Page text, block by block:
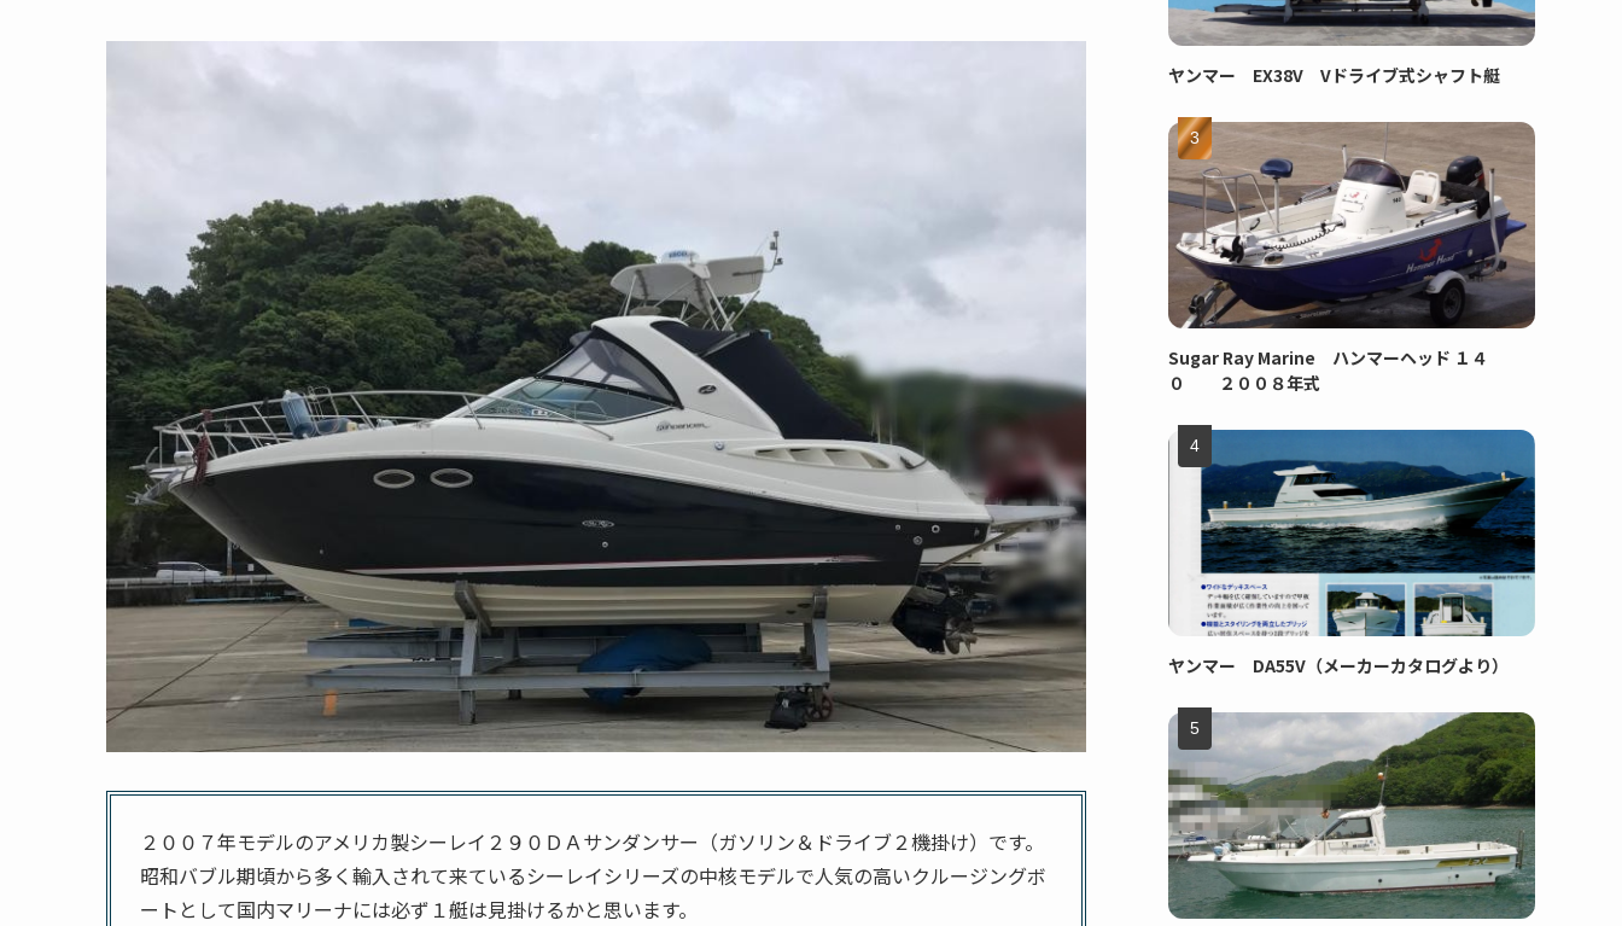
２００７年モデルのアメリカ製シーレイ２９０ＤＡサンダンサー（ガソリン＆ドライブ２機掛け）です。
昭和バブル期頃から多く輸入されて来ているシーレイシリーズの中核モデルで人気の高いクルージングボ
ートとして国内マリーナには必ず１艇は見掛けるかと思います。
ヤンマー EX38V Vドライブ式シャフト艇
Sugar Ray Marine ハンマーヘッド １４
０ ２００８年式
ヤンマー DA55V（メーカーカタログより）